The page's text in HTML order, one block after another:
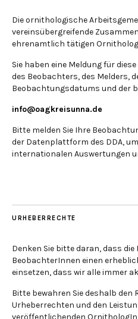
Die ornithologische
vereinsübergreifende
ehrenamtlich tätigen
Sie haben eine Meldung für
des Beobachters, des Melders,
Beobachtungsdatums und der
info@oagkreisunna.de
Bitte melden Sie Ihre
der Datenplattform des DDA,
internationalen Auswertungen
URHEBERRECHTE
Denken Sie bitte daran, dass
BeobachterInnen einen
einsetzen, dass wir alle immer
Bitte bewahren Sie deshalb den
Urheberrechten und den
veröffentlichenden